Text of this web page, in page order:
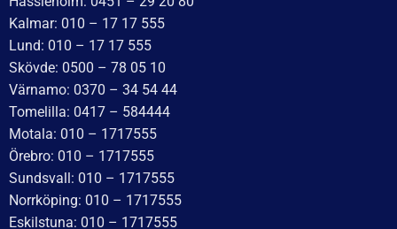
Med reservation för eventuella felskrivningar
Telefon
Växel: 010 – 1717 555
Mellbystrand: 0430 – 68 61 40
Arlandastad: 08 – 409 133 20
Jordbro – 010 – 17 17 555
Göteborg: 031 – 388 48 60
Helsingborg: 042 – 453 12 40
Hässleholm: 0451 – 29 20 80